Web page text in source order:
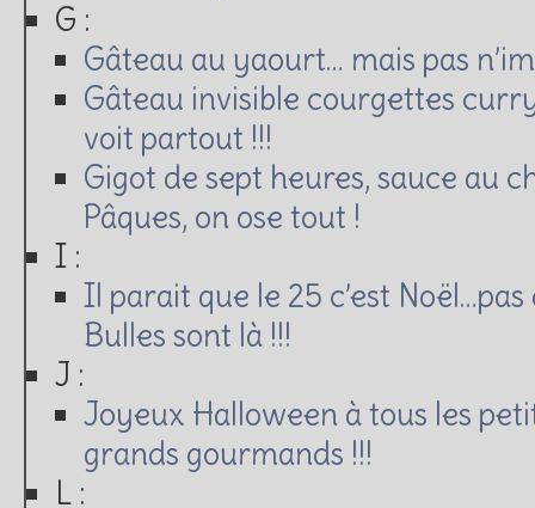
G :
Gâteau au yaourt… mais pas
Gâteau invisible courgettes
voit partout !!!
Gigot de sept heures, sauce au
Pâques, on ose tout !
I :
Il parait que le 25 c’est
Bulles sont là !!!
J :
Joyeux Halloween à tous les
grands gourmands !!!
L :